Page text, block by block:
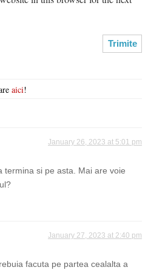
aici!
January 26, 2023 at 5:01 pm
termina si pe asta. Mai are voie
January 27, 2023 at 2:40 pm
facuta pe partea cealalta a